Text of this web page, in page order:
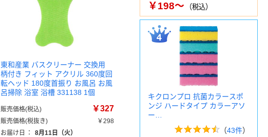
東和産業 バスクリーナー 交換用
柄付き フィット アクリル 360度回
転ヘッド 180度首振り お風呂 お風
呂掃除 浴室 浴槽 331138 1個
販売価格(税込) ￥327
販売価格(税抜き)
￥298
お届け日
： 8月11日（火）
￥198～ （税込）
キクロンプロ 抗菌カラースポ
ンジ ハードタイプ カラーアソ
ー…
（43件）